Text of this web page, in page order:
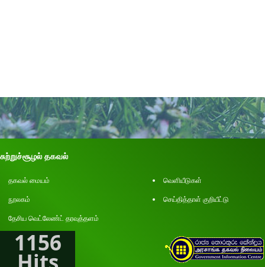
சுற்றுச்சூழல் தகவல்
தகவல் மையம்
வெளியீடுகள்
நூலகம்
செய்தித்தாள் குறியீட்டு
தேசிய வெட்லேண்ட் தரவுத்தளம்
1156